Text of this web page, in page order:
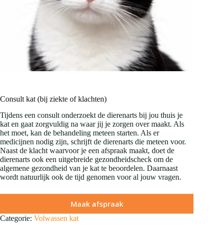
Consult kat (bij ziekte of klachten)
Tijdens een consult onderzoekt de dierenarts bij jou thuis je
kat en gaat zorgvuldig na waar jij je zorgen over maakt. Als
het moet, kan de behandeling meteen starten. Als er
medicijnen nodig zijn, schrijft de dierenarts die meteen voor.
Naast de klacht waarvoor je een afspraak maakt, doet de
dierenarts ook een uitgebreide gezondheidscheck om de
algemene gezondheid van je kat te beoordelen. Daarnaast
wordt natuurlijk ook de tijd genomen voor al jouw vragen.
Maak afspraak
Categorie: Volwassen kat